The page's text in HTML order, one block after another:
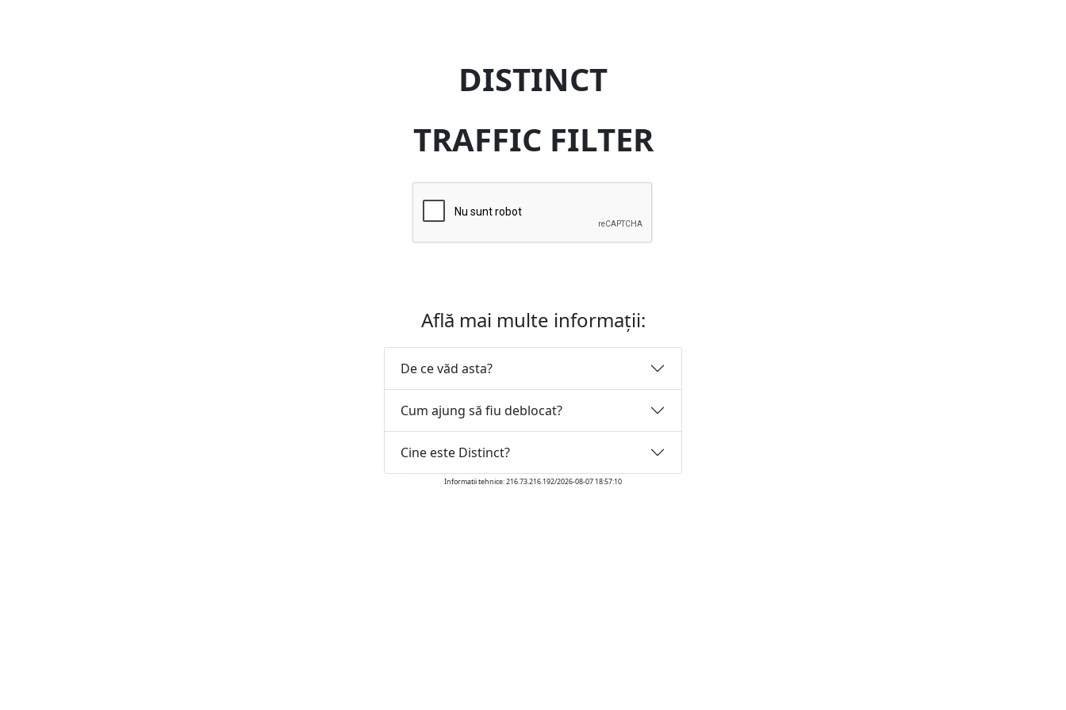
DISTINCT
TRAFFIC FILTER
Află mai multe informații:
De ce văd asta?
Cum ajung să fiu deblocat?
Cine este Distinct?
Informatii tehnice: 216.73.216.192/2026-08-07 18:57:10